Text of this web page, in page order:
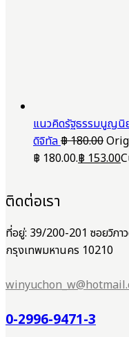
แนวคิดรัฐธรรมนูญนิ
ดิจิทัล฿180.00
฿ 180.00.฿153.00
ติดต่อเรา
ที่อยู่: 39/200-201 ซอยวิภ
กรุงเทพมหานคร 10210
0-2996-9471-3